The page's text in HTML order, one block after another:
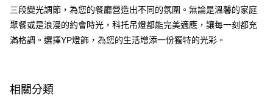
AFTEE先享後付是「在收到商品之後才付款」的支付方式。 讓您購物簡單
便利好安心！
１．簡單：不需註冊會員、不需綁卡、不需儲值。
２．便利：只要手機號碼，簡訊認證，即可結帳。
結帳頁面，進行簡訊認證並確認金額後，即可完成結帳。
三段變光調節，為您的餐廳營造出不同的氛圍。無論是溫馨的家庭
聚餐或是浪漫的約會時光，科托吊燈都能完美適應，讓每一刻都充
滿格調。選擇YP燈飾，為您的生活增添一份獨特的光彩。
相關分類